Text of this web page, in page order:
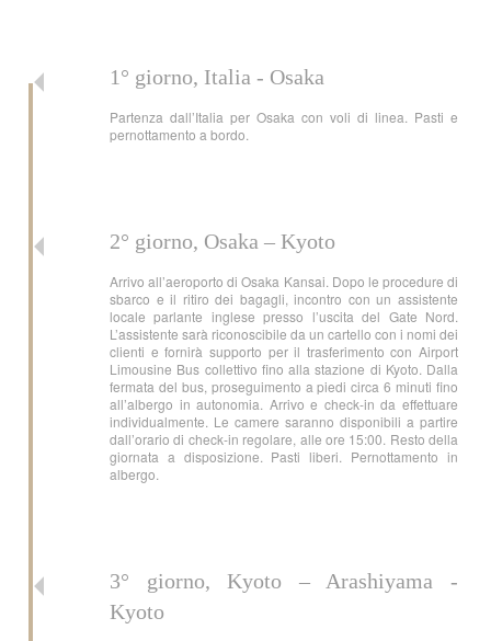
1° giorno, Italia - Osaka
Partenza dall’Italia per Osaka con voli di linea. Pasti e
pernottamento a bordo.
2° giorno, Osaka – Kyoto
Arrivo all’aeroporto di Osaka Kansai. Dopo le procedure di
sbarco e il ritiro dei bagagli, incontro con un assistente
locale parlante inglese presso l’uscita del Gate Nord.
L’assistente sarà riconoscibile da un cartello con i nomi dei
clienti e fornirà supporto per il trasferimento con Airport
Limousine Bus collettivo fino alla stazione di Kyoto. Dalla
fermata del bus, proseguimento a piedi circa 6 minuti fino
all’albergo in autonomia. Arrivo e check-in da effettuare
individualmente. Le camere saranno disponibili a partire
dall’orario di check-in regolare, alle ore 15:00. Resto della
giornata a disposizione. Pasti liberi. Pernottamento in
albergo.
3° giorno, Kyoto – Arashiyama -
Kyoto